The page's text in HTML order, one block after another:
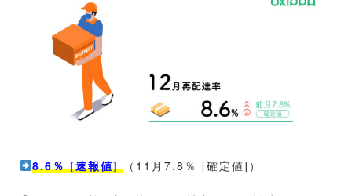
8.6％ [速報値]（11月7.8％ [確定値]）